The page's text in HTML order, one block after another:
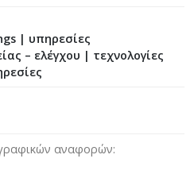
| υπηρεσίες
– ελέγχου | τεχνολογίες
αναφορών